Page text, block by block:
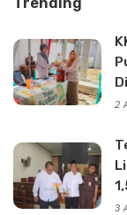
2
3